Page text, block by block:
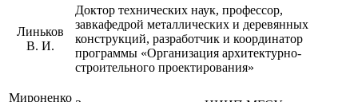
Линьков
В. И.
Доктор технических наук, профессор,
завкафедрой металлических и деревянных
конструкций, разработчик и координатор
программы «Организация архитектурно-
строительного проектирования»
Мироненко